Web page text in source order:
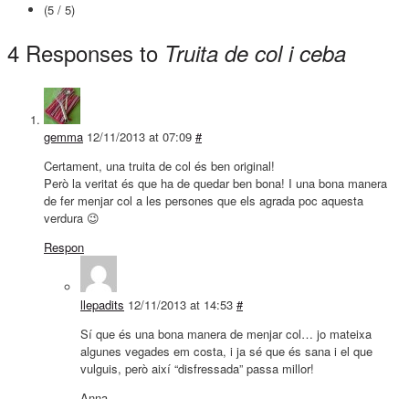
(5 / 5)
4 Responses to Truita de col i ceba
gemma 12/11/2013 at 07:09 #
Certament, una truita de col és ben original!
Però la veritat és que ha de quedar ben bona! I una bona manera
de fer menjar col a les persones que els agrada poc aquesta
verdura 😉
Respon
llepadits 12/11/2013 at 14:53 #
Sí que és una bona manera de menjar col… jo mateixa
algunes vegades em costa, i ja sé que és sana i el que
vulguis, però així “disfressada” passa millor!